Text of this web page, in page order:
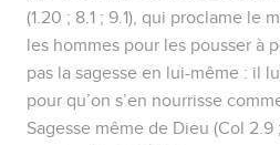
(1.20 ; 8.1 ; 9.1), qui proclame le
les hommes pour les pousser à
pas la sagesse en lui-même : il
pour qu’on s’en nourrisse
Sagesse même de Dieu (Col